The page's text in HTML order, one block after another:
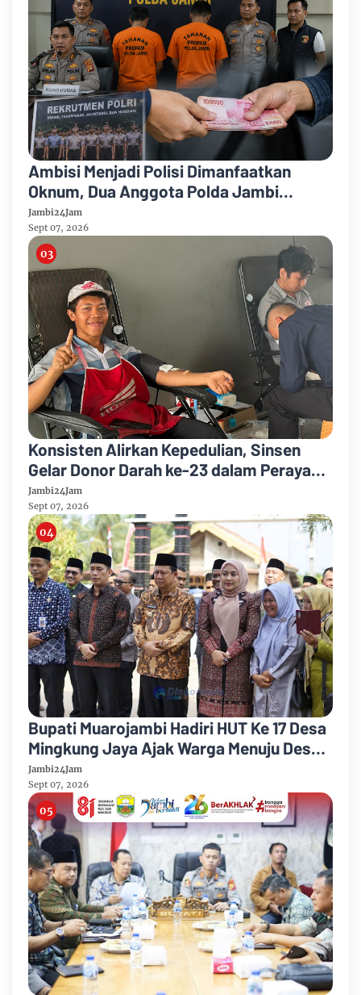
Ambisi Menjadi Polisi Dimanfaatkan
Oknum, Dua Anggota Polda Jambi
Diduga Tipu Calon Bintara dengan Janji
Kelulusan
Jambi24Jam
Sept 07, 2026
Konsisten Alirkan Kepedulian, Sinsen
Gelar Donor Darah ke-23 dalam Perayaan
Anniversary Sinsen
Jambi24Jam
Sept 07, 2026
Bupati Muarojambi Hadiri HUT Ke 17 Desa
Mingkung Jaya Ajak Warga Menuju Desa
Mandiri 2026
Jambi24Jam
Sept 07, 2026